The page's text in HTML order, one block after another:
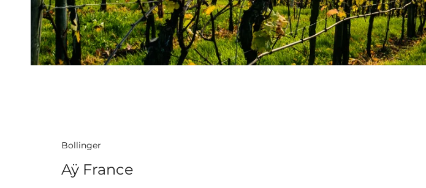
Bollinger
Aÿ France